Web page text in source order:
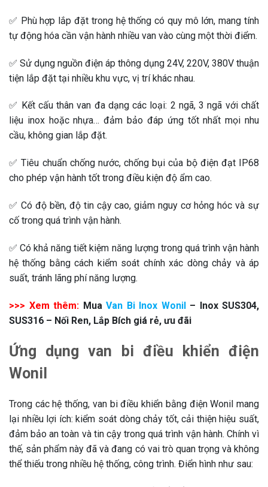
✅ Phù hợp lắp đặt trong hệ thống có quy mô lớn, mang tính
tự động hóa cần vận hành nhiều van vào cùng một thời điểm.
✅ Sử dụng nguồn điện áp thông dụng 24V, 220V, 380V thuận
tiện lắp đặt tại nhiều khu vực, vị trí khác nhau.
✅ Kết cấu thân van đa dạng các loại: 2 ngã, 3 ngã với chất
liệu inox hoặc nhựa… đảm bảo đáp ứng tốt nhất mọi nhu
cầu, không gian lắp đặt.
✅ Tiêu chuẩn chống nước, chống bụi của bộ điện đạt IP68
cho phép vận hành tốt trong điều kiện độ ẩm cao.
✅ Có độ bền, độ tin cậy cao, giảm nguy cơ hỏng hóc và sự
cố trong quá trình vận hành.
✅ Có khả năng tiết kiệm năng lượng trong quá trình vận hành
hệ thống bằng cách kiểm soát chính xác dòng chảy và áp
suất, tránh lãng phí năng lượng.
>>> Xem thêm: Mua Van Bi Inox Wonil– Inox SUS304,
SUS316 – Nối Ren, Lắp Bích giá rẻ, ưu đãi
Ứng dụng van bi điều khiển điện
Wonil
Trong các hệ thống, van bi điều khiển bằng điện Wonil mang
lại nhiều lợi ích: kiểm soát dòng chảy tốt, cải thiện hiệu suất,
đảm bảo an toàn và tin cậy trong quá trình vận hành. Chính vì
thế, sản phẩm này đã và đang có vai trò quan trọng và không
thể thiếu trong nhiều hệ thống, công trình. Điển hình như sau: